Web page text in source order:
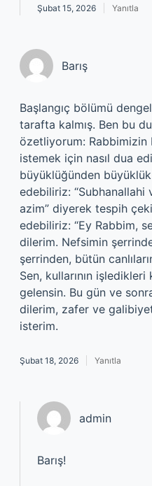
Şubat 15, 2026 Yanıtla
Barış
Başlangıç bölümü
tarafta kalmış. Ben bu
özetliyorum:
istemek için nasıl dua
büyüklüğünden
edebiliriz: “Subhanallahi
azim” diyerek tespih
edebiliriz: “Ey Rabbim,
dilerim. Nefsimin
şerrinden, bütün
Sen, kullarının
gelensin. Bu gün ve
dilerim, zafer ve
isterim.
Şubat 18, 2026 Yanıtla
admin
Barış!